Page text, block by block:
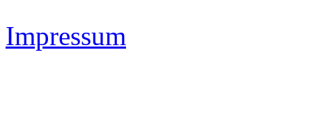
Impressum